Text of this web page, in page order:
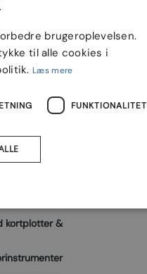
Daycruiser
C
6
kortplotter &
brugeroplevelsen.
til alle cookies i
Læs mere
FUNKTIONALITET